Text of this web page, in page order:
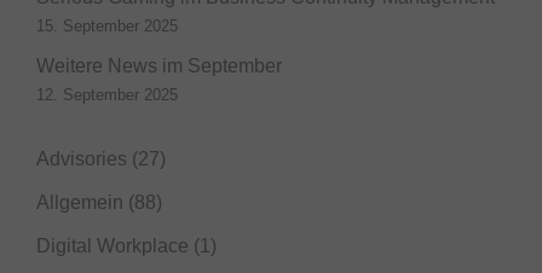
15. September 2025
Weitere News im September
12. September 2025
Advisories (27)
Allgemein (88)
Digital Workplace (1)